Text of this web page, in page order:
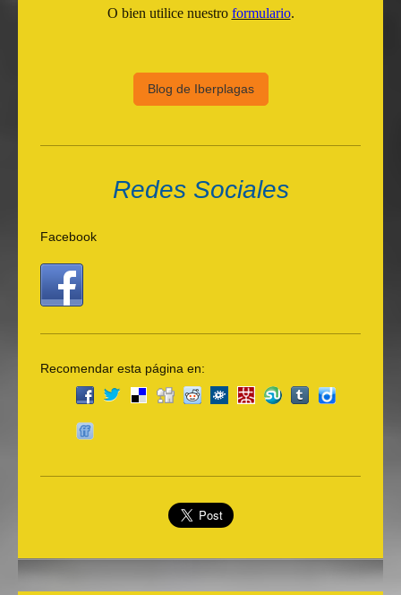
O bien utilice nuestro formulario.
Blog de Iberplagas
Redes Sociales
Facebook
Recomendar esta página en: